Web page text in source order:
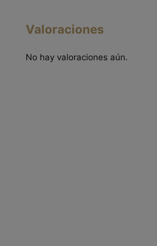
Valoraciones
No hay valoraciones aún.